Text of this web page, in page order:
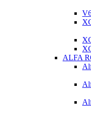
ALFA